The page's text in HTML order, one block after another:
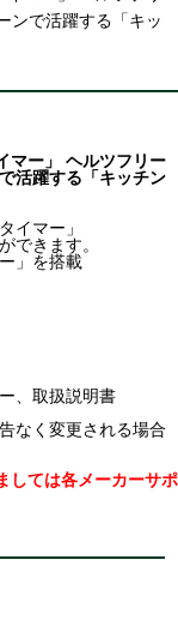
ンで活躍する「キッ
マー」 ヘルツフリー
活躍する「キッチン
イマー」
できます。
」を搭載
、取扱説明書
なく変更される場合
しては各メーカーサポ